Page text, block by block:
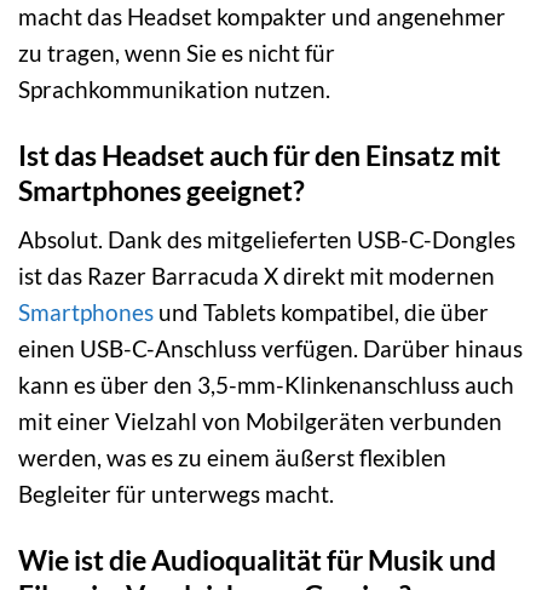
macht das Headset kompakter und angenehmer
zu tragen, wenn Sie es nicht für
Sprachkommunikation nutzen.
Ist das Headset auch für den Einsatz mit
Smartphones geeignet?
Absolut. Dank des mitgelieferten USB-C-Dongles
ist das Razer Barracuda X direkt mit modernen
Smartphones und Tablets kompatibel, die über
einen USB-C-Anschluss verfügen. Darüber hinaus
kann es über den 3,5-mm-Klinkenanschluss auch
mit einer Vielzahl von Mobilgeräten verbunden
werden, was es zu einem äußerst flexiblen
Begleiter für unterwegs macht.
Wie ist die Audioqualität für Musik und